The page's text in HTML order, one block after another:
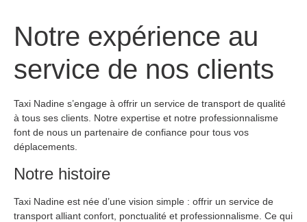
Notre expérience au
service de nos clients
Taxi Nadine s’engage à offrir un service de transport de qualité
à tous ses clients. Notre expertise et notre professionnalisme
font de nous un partenaire de confiance pour tous vos
déplacements.
Notre histoire
Taxi Nadine est née d’une vision simple : offrir un service de
transport alliant confort, ponctualité et professionnalisme. Ce qui